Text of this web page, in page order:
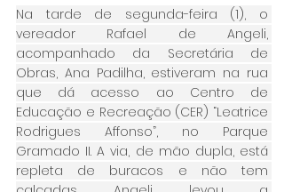
Na tarde de segunda-feira (1), o
vereador Rafael de Angeli,
acompanhado da Secretária de
Obras, Ana Padilha, estiveram na rua
que dá acesso ao Centro de
Educação e Recreação (CER) “Leatrice
Rodrigues Affonso”, no Parque
Gramado II. A via, de mão dupla, está
repleta de buracos e não tem